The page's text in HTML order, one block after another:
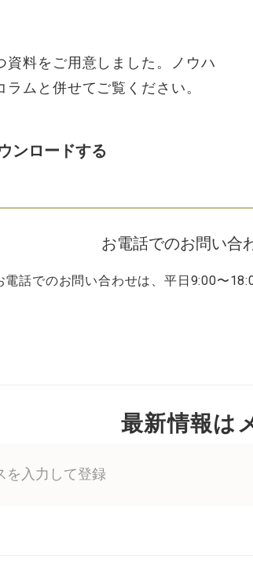
資料をご用意しました。ノウハ
ムと併せてご覧ください。
ンロードする
お電話でのお問い合
電話でのお問い合わせは、平日9:00〜
最新情報は